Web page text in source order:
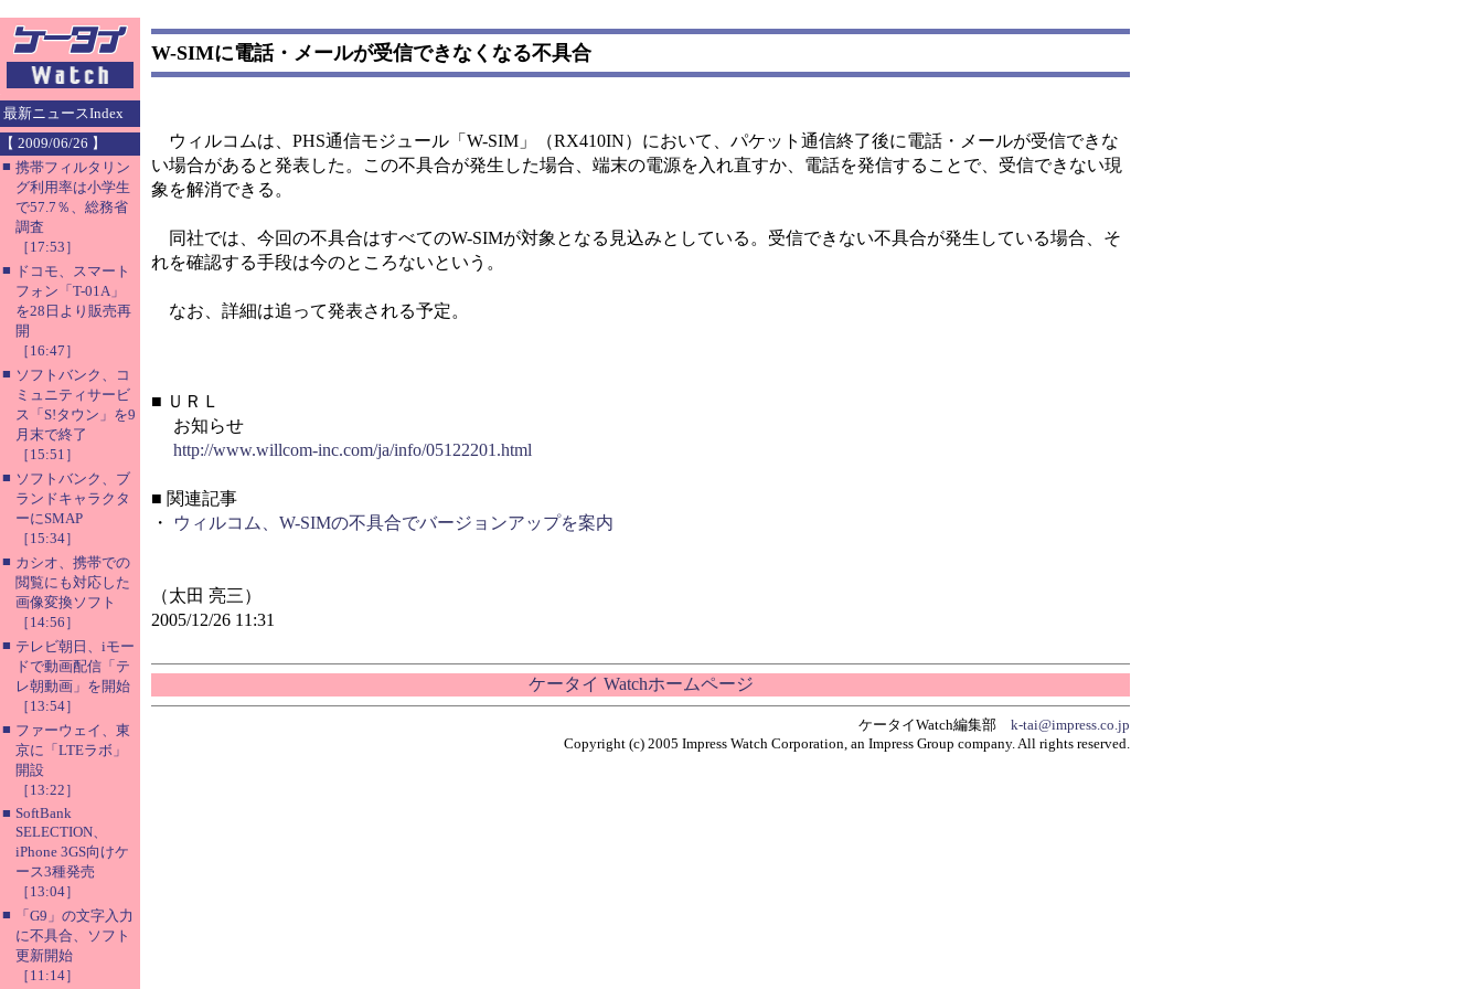
最新ニュースIndex
【 2009/06/26 】
■ 携帯フィルタリン
グ利用率は小学生
で57.7％、総務省
調査
［17:53］
■ ドコモ、スマート
フォン「T-01A」
を28日より販売再
開
［16:47］
■ ソフトバンク、コ
ミュニティサービ
ス「S!タウン」を9
月末で終了
［15:51］
■ ソフトバンク、ブ
ランドキャラクタ
ーにSMAP
［15:34］
■ カシオ、携帯での
閲覧にも対応した
画像変換ソフト
［14:56］
■ テレビ朝日、iモー
ドで動画配信「テ
レ朝動画」を開始
［13:54］
■ ファーウェイ、東
京に「LTEラボ」
開設
［13:22］
■ SoftBank
SELECTION、
iPhone 3GS向けケ
ース3種発売
［13:04］
■
「G9」の文字入力
に不具合、ソフト
更新開始
［11:14］
W-SIMに電話・メールが受信できなくなる不具合
ウィルコムは、PHS通信モジュール「W-SIM」（RX410IN）において、パケット通信終了後に電話・メールが受信できな
い場合があると発表した。この不具合が発生した場合、端末の電源を入れ直すか、電話を発信することで、受信できない現
象を解消できる。
同社では、今回の不具合はすべてのW-SIMが対象となる見込みとしている。受信できない不具合が発生している場合、そ
れを確認する手段は今のところないという。
なお、詳細は追って発表される予定。
■ ＵＲＬ
お知らせ
http://www.willcom-inc.com/ja/info/05122201.html
■ 関連記事
・
ウィルコム、W-SIMの不具合でバージョンアップを案内
（太田 亮三）
2005/12/26 11:31
ケータイ Watchホームページ
ケータイWatch編集部 k-tai@impress.co.jp
Copyright (c) 2005 Impress Watch Corporation, an Impress Group company. All rights reserved.